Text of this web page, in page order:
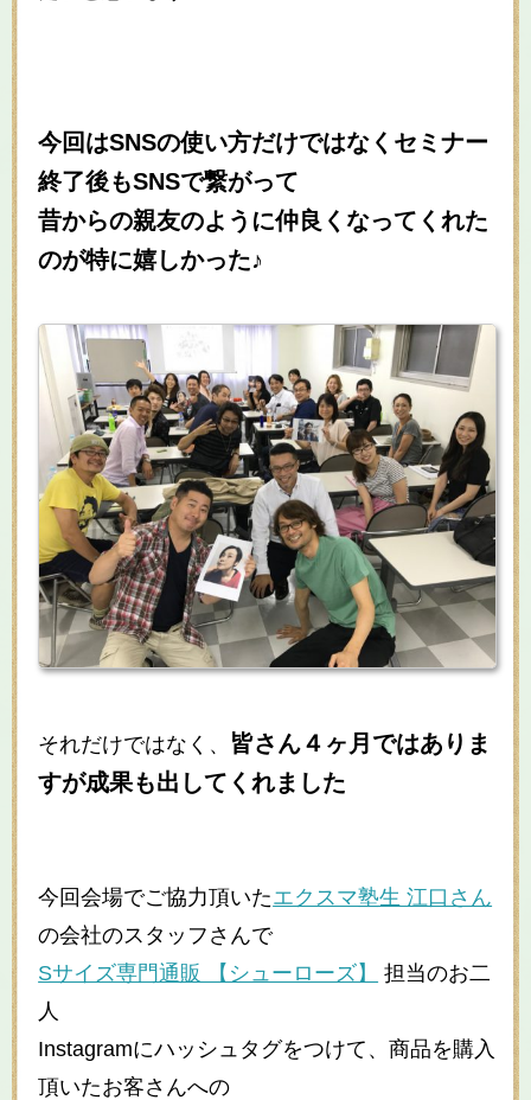
今回はSNSの使い方だけではなくセミナー
終了後もSNSで繋がって
昔からの親友のように仲良くなってくれた
のが特に嬉しかった♪
それだけではなく、 皆さん４ヶ月ではありま
すが成果も出してくれました
今回会場でご協力頂いたエクスマ塾生 江口さん
の会社のスタッフさんで
Sサイズ専門通販 【シューローズ】
担当のお二
人
Instagramにハッシュタグをつけて、商品を購入
頂いたお客さんへの